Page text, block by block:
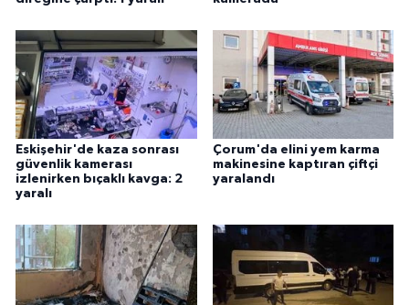
Eskişehir'de kaza sonrası
güvenlik kamerası
izlenirken bıçaklı kavga: 2
yaralı
Çorum'da elini yem karma
makinesine kaptıran çiftçi
yaralandı